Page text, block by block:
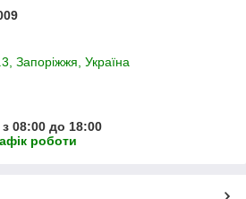
Запоріжжя, Україна
08:00 до 18:00
роботи